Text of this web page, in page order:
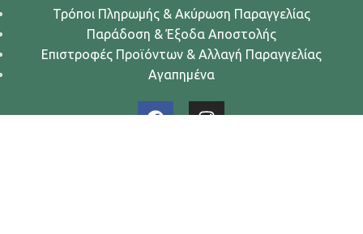
Τρόποι Πληρωμής & Ακύρωση Παραγγελίας
Παράδοση & Έξοδα Αποστολής
Επιστροφές Προϊόντων & Αλλαγή Παραγγελίας
Αγαπημένα